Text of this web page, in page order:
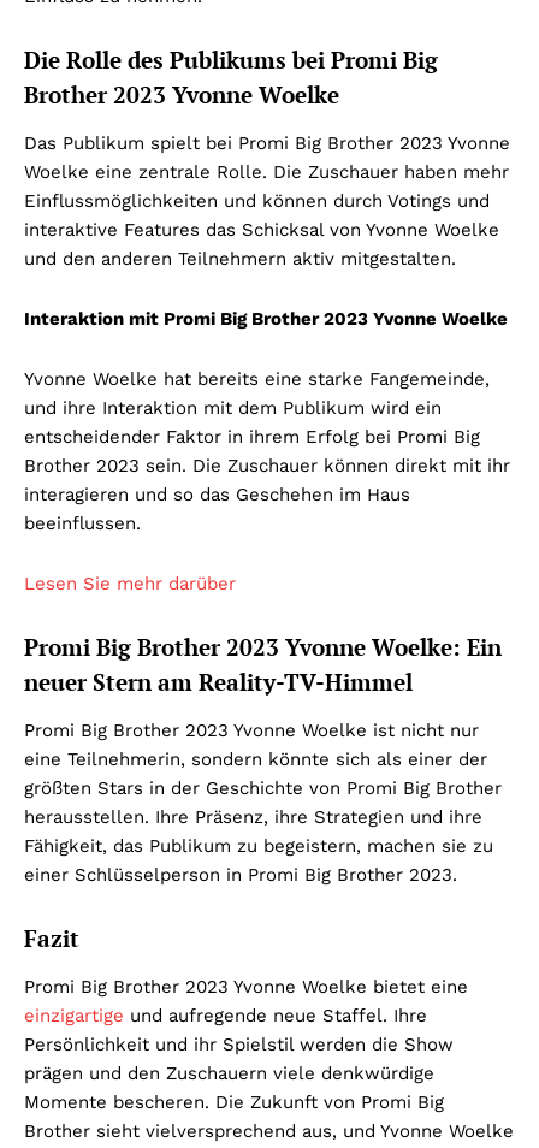
Die Rolle des Publikums bei Promi Big
Brother 2023 Yvonne Woelke
Das Publikum spielt bei Promi Big Brother 2023 Yvonne
Woelke eine zentrale Rolle. Die Zuschauer haben mehr
Einflussmöglichkeiten und können durch Votings und
interaktive Features das Schicksal von Yvonne Woelke
und den anderen Teilnehmern aktiv mitgestalten.
Interaktion mit Promi Big Brother 2023 Yvonne Woelke
Yvonne Woelke hat bereits eine starke Fangemeinde,
und ihre Interaktion mit dem Publikum wird ein
entscheidender Faktor in ihrem Erfolg bei Promi Big
Brother 2023 sein. Die Zuschauer können direkt mit ihr
interagieren und so das Geschehen im Haus
beeinflussen.
Lesen Sie mehr darüber
Promi Big Brother 2023 Yvonne Woelke: Ein
neuer Stern am Reality-TV-Himmel
Promi Big Brother 2023 Yvonne Woelke ist nicht nur
eine Teilnehmerin, sondern könnte sich als einer der
größten Stars in der Geschichte von Promi Big Brother
herausstellen. Ihre Präsenz, ihre Strategien und ihre
Fähigkeit, das Publikum zu begeistern, machen sie zu
einer Schlüsselperson in Promi Big Brother 2023.
Fazit
Promi Big Brother 2023 Yvonne Woelke bietet eine
einzigartige und aufregende neue Staffel. Ihre
Persönlichkeit und ihr Spielstil werden die Show
prägen und den Zuschauern viele denkwürdige
Momente bescheren. Die Zukunft von Promi Big
Brother sieht vielversprechend aus, und Yvonne Woelke